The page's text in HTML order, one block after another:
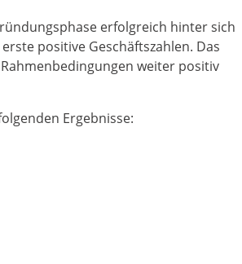
erfolgreich hinter sich
positive Geschäftszahlen. Das
weiter positiv
Ergebnisse: